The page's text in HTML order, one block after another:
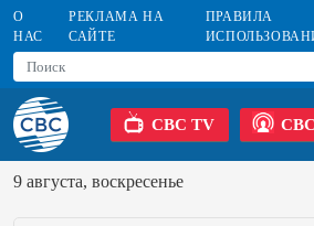
О
НАС
РЕКЛАМА НА
САЙТЕ
ПРАВИЛА
CBC TV
9 августа, воскресенье